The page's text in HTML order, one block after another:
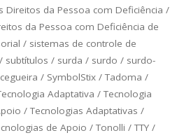
Direitos da Pessoa com Deficiência /
da Pessoa com Deficiência de
/ sistemas de controle de
/ subtítulos / surda / surdo / surdo-
/ SymbolStix/Tadoma /
Adaptativa /Tecnologia
/Tecnologias Adaptativas /
de Apoio /Tonolli /TTY/